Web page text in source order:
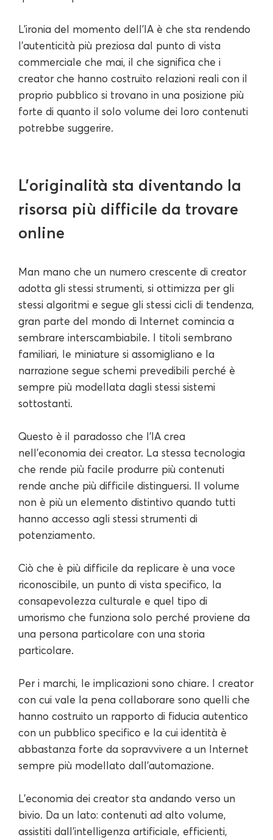
L'ironia del momento dell'IA è che sta rendendo
l'autenticità più preziosa dal punto di vista
commerciale che mai, il che significa che i
creator che hanno costruito relazioni reali con il
proprio pubblico si trovano in una posizione più
forte di quanto il solo volume dei loro contenuti
potrebbe suggerire.
L'originalità sta diventando la
risorsa più difficile da trovare
online
Man mano che un numero crescente di creator
adotta gli stessi strumenti, si ottimizza per gli
stessi algoritmi e segue gli stessi cicli di tendenza,
gran parte del mondo di Internet comincia a
sembrare interscambiabile. I titoli sembrano
familiari, le miniature si assomigliano e la
narrazione segue schemi prevedibili perché è
sempre più modellata dagli stessi sistemi
sottostanti.
Questo è il paradosso che l'IA crea
nell'economia dei creator. La stessa tecnologia
che rende più facile produrre più contenuti
rende anche più difficile distinguersi. Il volume
non è più un elemento distintivo quando tutti
hanno accesso agli stessi strumenti di
potenziamento.
Ciò che è più difficile da replicare è una voce
riconoscibile, un punto di vista specifico, la
consapevolezza culturale e quel tipo di
umorismo che funziona solo perché proviene da
una persona particolare con una storia
particolare.
Per i marchi, le implicazioni sono chiare. I creator
con cui vale la pena collaborare sono quelli che
hanno costruito un rapporto di fiducia autentico
con un pubblico specifico e la cui identità è
abbastanza forte da sopravvivere a un Internet
sempre più modellato dall'automazione.
L'economia dei creator sta andando verso un
bivio. Da un lato: contenuti ad alto volume,
assistiti dall'intelligenza artificiale, efficienti,